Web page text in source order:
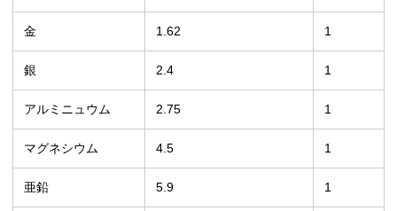
金 1.62 1
銀 2.4 1
アルミニュウム 2.75 1
マグネシウム 4.5 1
亜鉛 5.9 1